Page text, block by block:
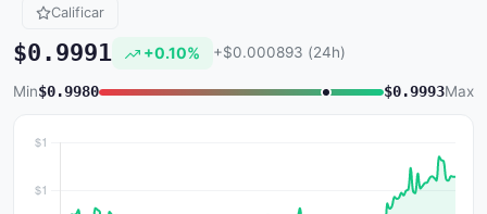
Calificar
$0.9991 +0.10% +$0.000893 (24h)
Min$0.9980 $0.9993Max